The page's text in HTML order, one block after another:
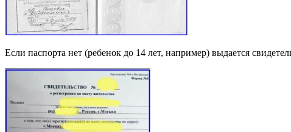
Если паспорта нет (ребенок до 14 лет, например) выдается